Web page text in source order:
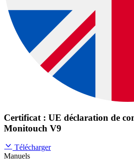
Certificat : UE déclaration de
Monitouch V9
Télécharger
Manuels